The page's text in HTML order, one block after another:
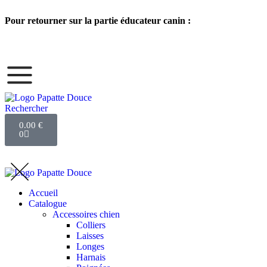
Pour retourner sur la partie éducateur canin :
Rechercher
0.00 €
0
Accueil
Catalogue
Accessoires chien
Colliers
Laisses
Longes
Harnais